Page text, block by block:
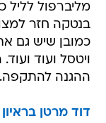
מליברפול לליל
בנטקה חזר
כמובן שיש גם
ויטסל ועוד
ההגנה
דוד מרטן